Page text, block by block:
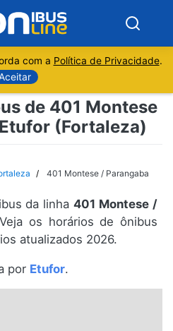
com a Política de Privacidade.
de 401 Montese
(Fortaleza)
401 Montese / Parangaba
da linha401 Montese /
os horários de ônibus
atualizados 2026.
por Etufor.